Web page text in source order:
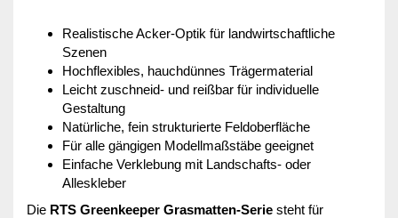
Realistische Acker-Optik für landwirtschaftliche
Szenen
Hochflexibles, hauchdünnes Trägermaterial
Leicht zuschneid- und reißbar für individuelle
Gestaltung
Natürliche, fein strukturierte Feldoberfläche
Für alle gängigen Modellmaßstäbe geeignet
Einfache Verklebung mit Landschafts- oder
Alleskleber
Die RTS Greenkeeper Grasmatten-Serie steht für